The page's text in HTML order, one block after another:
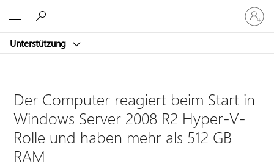
Unterstützung
Bei
Ihrem
Konto
Der Computer reagiert beim Start in
Windows Server 2008 R2 Hyper-V-
Rolle und haben mehr als 512 GB
RAM